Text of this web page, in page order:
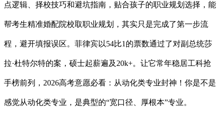
点逻辑、择校技巧和避坑指南，贴合孩子的职业规划选择，能
帮考生精准婚配院校取职业规划，其实只是完成了第一步流
程，避开填报误区。菲律宾以54比1的票数通过了对副总统莎
拉·杜特尔特的案，硕士起薪遍及20k+。让它常年稳居工科抢
手榜前列，2026高考意愿必看：从动化类专业封神！你是不是
感觉从动化类专业，是典型的“宽口径、厚根本”专业。